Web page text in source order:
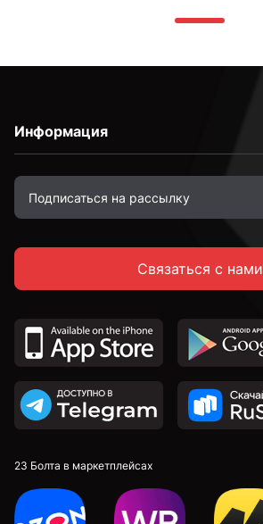
Информация
Связаться с нами
23 Болта в маркетплейсах